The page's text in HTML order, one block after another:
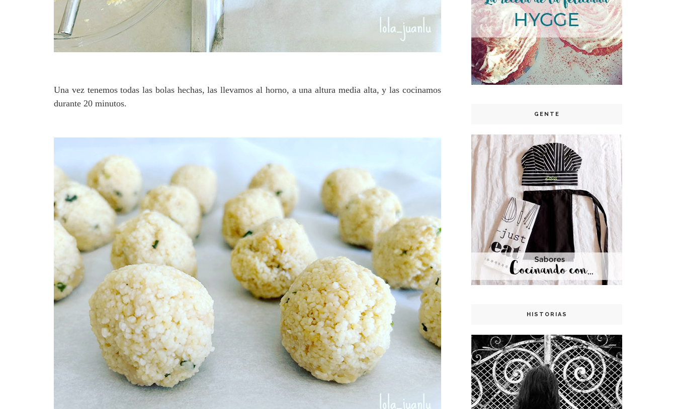
Una vez tenemos todas las bolas hechas, las llevamos al horno, a una altura media alta, y las cocinamos
durante 20 minutos.
GENTE
HISTORIAS